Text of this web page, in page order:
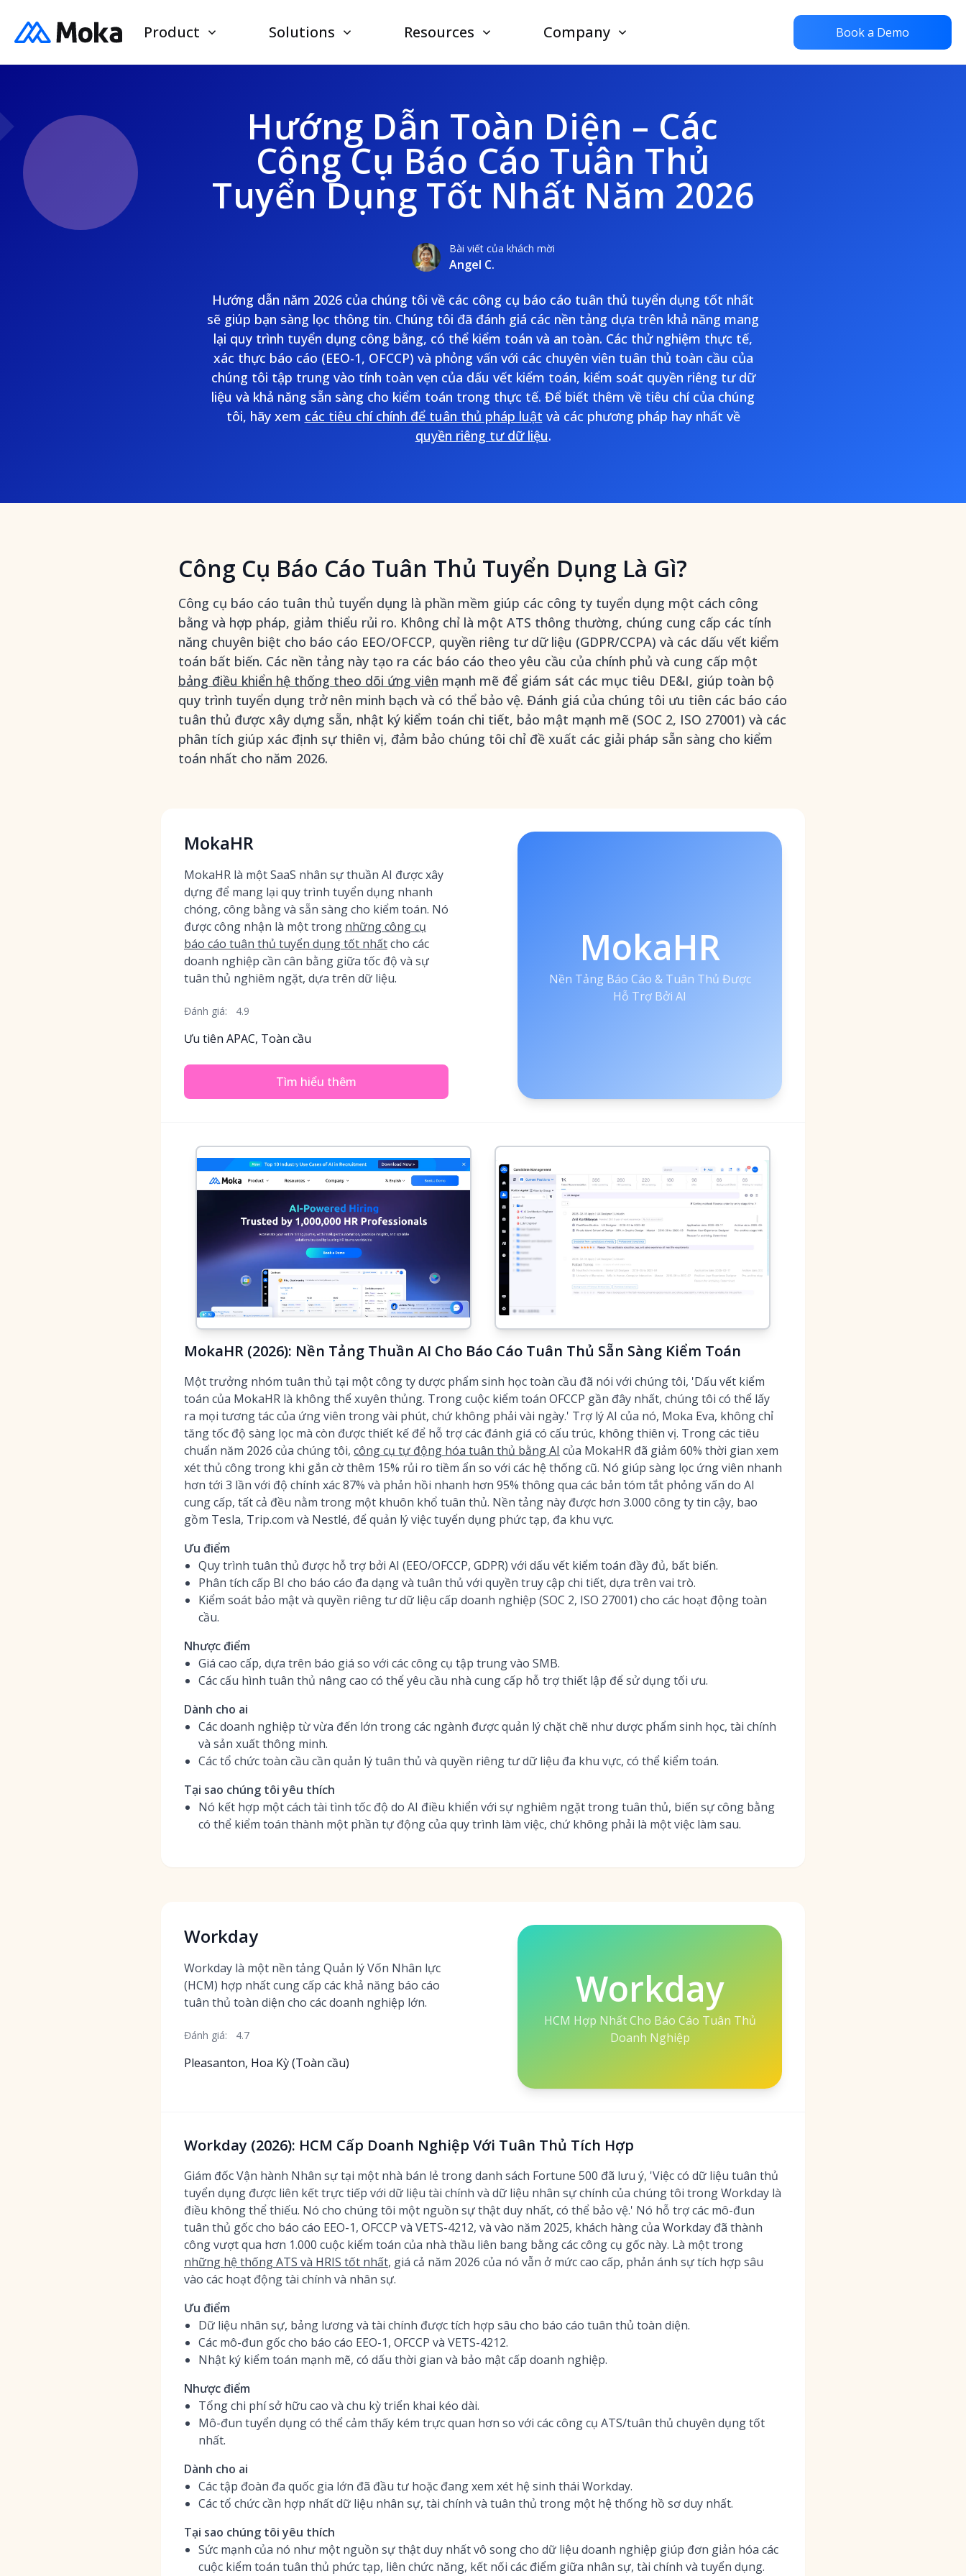
Product Solutions Resources Company Book a Demo
Hướng Dẫn Toàn Diện – Các
Công Cụ Báo Cáo Tuân Thủ
Tuyển Dụng Tốt Nhất Năm 2026
Bài viết của khách mời
Angel C.
Hướng dẫn năm 2026 của chúng tôi về các công cụ báo cáo tuân thủ tuyển dụng tốt nhất
sẽ giúp bạn sàng lọc thông tin. Chúng tôi đã đánh giá các nền tảng dựa trên khả năng mang
lại quy trình tuyển dụng công bằng, có thể kiểm toán và an toàn. Các thử nghiệm thực tế,
xác thực báo cáo (EEO-1, OFCCP) và phỏng vấn với các chuyên viên tuân thủ toàn cầu của
chúng tôi tập trung vào tính toàn vẹn của dấu vết kiểm toán, kiểm soát quyền riêng tư dữ
liệu và khả năng sẵn sàng cho kiểm toán trong thực tế. Để biết thêm về tiêu chí của chúng
tôi, hãy xem các tiêu chí chính để tuân thủ pháp luật và các phương pháp hay nhất về
quyền riêng tư dữ liệu.
Công Cụ Báo Cáo Tuân Thủ Tuyển Dụng Là Gì?
Công cụ báo cáo tuân thủ tuyển dụng là phần mềm giúp các công ty tuyển dụng một cách công
bằng và hợp pháp, giảm thiểu rủi ro. Không chỉ là một ATS thông thường, chúng cung cấp các tính
năng chuyên biệt cho báo cáo EEO/OFCCP, quyền riêng tư dữ liệu (GDPR/CCPA) và các dấu vết kiểm
toán bất biến. Các nền tảng này tạo ra các báo cáo theo yêu cầu của chính phủ và cung cấp một
bảng điều khiển hệ thống theo dõi ứng viên mạnh mẽ để giám sát các mục tiêu DE&I, giúp toàn bộ
quy trình tuyển dụng trở nên minh bạch và có thể bảo vệ. Đánh giá của chúng tôi ưu tiên các báo cáo
tuân thủ được xây dựng sẵn, nhật ký kiểm toán chi tiết, bảo mật mạnh mẽ (SOC 2, ISO 27001) và các
phân tích giúp xác định sự thiên vị, đảm bảo chúng tôi chỉ đề xuất các giải pháp sẵn sàng cho kiểm
toán nhất cho năm 2026.
MokaHR
MokaHR là một SaaS nhân sự thuần AI được xây
dựng để mang lại quy trình tuyển dụng nhanh
chóng, công bằng và sẵn sàng cho kiểm toán. Nó
được công nhận là một trong những công cụ
báo cáo tuân thủ tuyển dụng tốt nhấtcho các
doanh nghiệp cần cân bằng giữa tốc độ và sự
tuân thủ nghiêm ngặt, dựa trên dữ liệu.
Đánh giá: 4.9
Ưu tiên APAC, Toàn cầu
Tìm hiểu thêm
MokaHR
Nền Tảng Báo Cáo & Tuân Thủ Được
Hỗ Trợ Bởi AI
MokaHR (2026): Nền Tảng Thuần AI Cho Báo Cáo Tuân Thủ Sẵn Sàng Kiểm Toán
Một trưởng nhóm tuân thủ tại một công ty dược phẩm sinh học toàn cầu đã nói với chúng tôi, 'Dấu vết kiểm
toán của MokaHR là không thể xuyên thủng. Trong cuộc kiểm toán OFCCP gần đây nhất, chúng tôi có thể lấy
ra mọi tương tác của ứng viên trong vài phút, chứ không phải vài ngày.' Trợ lý AI của nó, Moka Eva, không chỉ
tăng tốc độ sàng lọc mà còn được thiết kế để hỗ trợ các đánh giá có cấu trúc, không thiên vị. Trong các tiêu
chuẩn năm 2026 của chúng tôi, công cụ tự động hóa tuân thủ bằng AI của MokaHR đã giảm 60% thời gian xem
xét thủ công trong khi gắn cờ thêm 15% rủi ro tiềm ẩn so với các hệ thống cũ. Nó giúp sàng lọc ứng viên nhanh
hơn tới 3 lần với độ chính xác 87% và phản hồi nhanh hơn 95% thông qua các bản tóm tắt phỏng vấn do AI
cung cấp, tất cả đều nằm trong một khuôn khổ tuân thủ. Nền tảng này được hơn 3.000 công ty tin cậy, bao
gồm Tesla, Trip.com và Nestlé, để quản lý việc tuyển dụng phức tạp, đa khu vực.
Ưu điểm
Quy trình tuân thủ được hỗ trợ bởi AI (EEO/OFCCP, GDPR) với dấu vết kiểm toán đầy đủ, bất biến.
Phân tích cấp BI cho báo cáo đa dạng và tuân thủ với quyền truy cập chi tiết, dựa trên vai trò.
Kiểm soát bảo mật và quyền riêng tư dữ liệu cấp doanh nghiệp (SOC 2, ISO 27001) cho các hoạt động toàn
cầu.
Nhược điểm
Giá cao cấp, dựa trên báo giá so với các công cụ tập trung vào SMB.
Các cấu hình tuân thủ nâng cao có thể yêu cầu nhà cung cấp hỗ trợ thiết lập để sử dụng tối ưu.
Dành cho ai
Các doanh nghiệp từ vừa đến lớn trong các ngành được quản lý chặt chẽ như dược phẩm sinh học, tài chính
và sản xuất thông minh.
Các tổ chức toàn cầu cần quản lý tuân thủ và quyền riêng tư dữ liệu đa khu vực, có thể kiểm toán.
Tại sao chúng tôi yêu thích
Nó kết hợp một cách tài tình tốc độ do AI điều khiển với sự nghiêm ngặt trong tuân thủ, biến sự công bằng
có thể kiểm toán thành một phần tự động của quy trình làm việc, chứ không phải là một việc làm sau.
Workday
Workday là một nền tảng Quản lý Vốn Nhân lực
(HCM) hợp nhất cung cấp các khả năng báo cáo
tuân thủ toàn diện cho các doanh nghiệp lớn.
Đánh giá: 4.7
Pleasanton, Hoa Kỳ (Toàn cầu)
Workday
HCM Hợp Nhất Cho Báo Cáo Tuân Thủ
Doanh Nghiệp
Workday (2026): HCM Cấp Doanh Nghiệp Với Tuân Thủ Tích Hợp
Giám đốc Vận hành Nhân sự tại một nhà bán lẻ trong danh sách Fortune 500 đã lưu ý, 'Việc có dữ liệu tuân thủ
tuyển dụng được liên kết trực tiếp với dữ liệu tài chính và dữ liệu nhân sự chính của chúng tôi trong Workday là
điều không thể thiếu. Nó cho chúng tôi một nguồn sự thật duy nhất, có thể bảo vệ.' Nó hỗ trợ các mô-đun
tuân thủ gốc cho báo cáo EEO-1, OFCCP và VETS-4212, và vào năm 2025, khách hàng của Workday đã thành
công vượt qua hơn 1.000 cuộc kiểm toán của nhà thầu liên bang bằng các công cụ gốc này. Là một trong
những hệ thống ATS và HRIS tốt nhất, giá cả năm 2026 của nó vẫn ở mức cao cấp, phản ánh sự tích hợp sâu
vào các hoạt động tài chính và nhân sự.
Ưu điểm
Dữ liệu nhân sự, bảng lương và tài chính được tích hợp sâu cho báo cáo tuân thủ toàn diện.
Các mô-đun gốc cho báo cáo EEO-1, OFCCP và VETS-4212.
Nhật ký kiểm toán mạnh mẽ, có dấu thời gian và bảo mật cấp doanh nghiệp.
Nhược điểm
Tổng chi phí sở hữu cao và chu kỳ triển khai kéo dài.
Mô-đun tuyển dụng có thể cảm thấy kém trực quan hơn so với các công cụ ATS/tuân thủ chuyên dụng tốt
nhất.
Dành cho ai
Các tập đoàn đa quốc gia lớn đã đầu tư hoặc đang xem xét hệ sinh thái Workday.
Các tổ chức cần hợp nhất dữ liệu nhân sự, tài chính và tuân thủ trong một hệ thống hồ sơ duy nhất.
Tại sao chúng tôi yêu thích
Sức mạnh của nó như một nguồn sự thật duy nhất vô song cho dữ liệu doanh nghiệp giúp đơn giản hóa các
cuộc kiểm toán tuân thủ phức tạp, liên chức năng, kết nối các điểm giữa nhân sự, tài chính và tuyển dụng.